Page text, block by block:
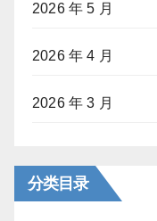
2026 年 5 月
2026 年 4 月
2026 年 3 月
分类目录